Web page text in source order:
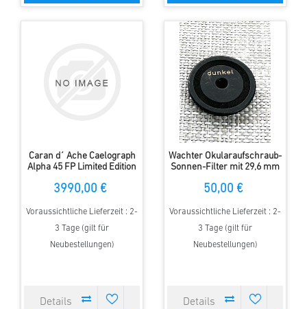
Caran d´ Ache Caelograph
Alpha 45 FP Limited Edition
3990,00 €
Voraussichtliche Lieferzeit : 2-
3 Tage (gilt für
Neubestellungen)
Wachter Okularaufschraub-
Sonnen-Filter mit 29,6 mm
50,00 €
Voraussichtliche Lieferzeit : 2-
3 Tage (gilt für
Neubestellungen)